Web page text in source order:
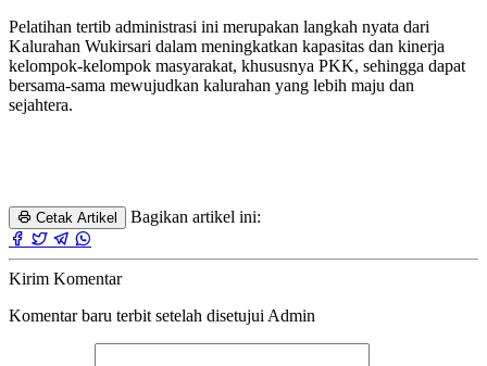
Pelatihan tertib administrasi ini merupakan langkah nyata dari
Kalurahan Wukirsari dalam meningkatkan kapasitas dan kinerja
kelompok-kelompok masyarakat, khususnya PKK, sehingga dapat
bersama-sama mewujudkan kalurahan yang lebih maju dan
sejahtera.
Cetak Artikel Bagikan artikel ini:
Kirim Komentar
Komentar baru terbit setelah disetujui Admin